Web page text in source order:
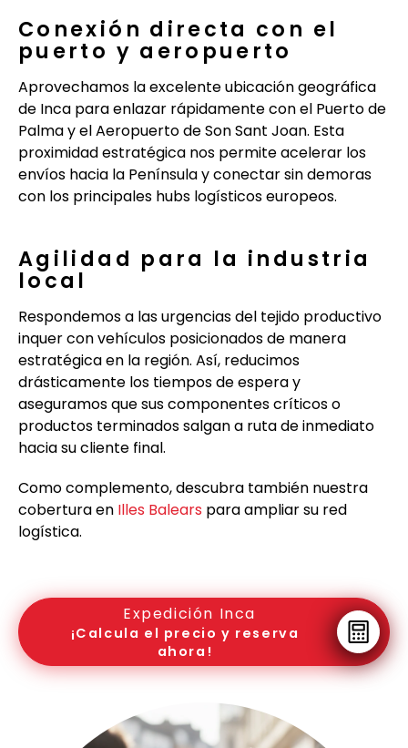
Conexión directa con el
puerto y aeropuerto
Aprovechamos la excelente ubicación geográfica
de Inca para enlazar rápidamente con el Puerto de
Palma y el Aeropuerto de Son Sant Joan. Esta
proximidad estratégica nos permite acelerar los
envíos hacia la Península y conectar sin demoras
con los principales hubs logísticos europeos.
Agilidad para la industria
local
Respondemos a las urgencias del tejido productivo
inquer con vehículos posicionados de manera
estratégica en la región. Así, reducimos
drásticamente los tiempos de espera y
aseguramos que sus componentes críticos o
productos terminados salgan a ruta de inmediato
hacia su cliente final.
Como complemento, descubra también nuestra
cobertura en Illes Balears para ampliar su red
logística.
Expedición Inca
¡Calcula el precio y reserva
ahora!